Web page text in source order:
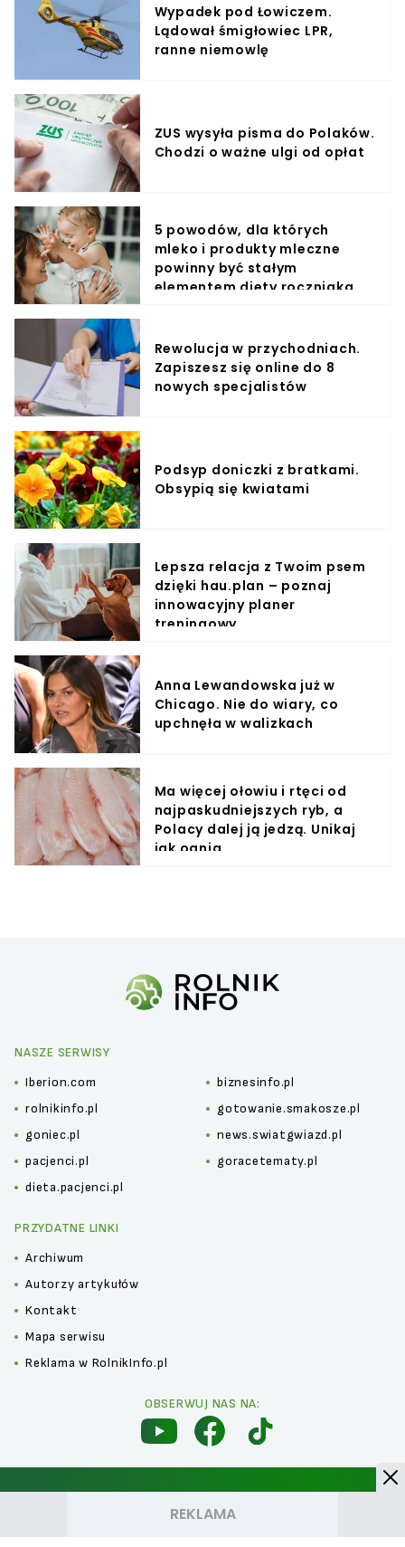
Wypadek pod Łowiczem.
Lądował śmigłowiec LPR,
ranne niemowlę
ZUS wysyła pisma do Polaków.
Chodzi o ważne ulgi od opłat
5 powodów, dla których
mleko i produkty mleczne
powinny być stałym
elementem diety roczniaka
Rewolucja w przychodniach.
Zapiszesz się online do 8
nowych specjalistów
Podsyp doniczki z bratkami.
Obsypią się kwiatami
Lepsza relacja z Twoim psem
dzięki hau.plan – poznaj
innowacyjny planer
treningowy
Anna Lewandowska już w
Chicago. Nie do wiary, co
upchnęła w walizkach
Ma więcej ołowiu i rtęci od
najpaskudniejszych ryb, a
Polacy dalej ją jedzą. Unikaj
jak ognia
NASZE SERWISY
Iberion.com
biznesinfo.pl
rolnikinfo.pl
gotowanie.smakosze.pl
goniec.pl
news.swiatgwiazd.pl
pacjenci.pl
goracetematy.pl
dieta.pacjenci.pl
PRZYDATNE LINKI
Archiwum
Autorzy artykułów
Kontakt
Mapa serwisu
Reklama w RolnikInfo.pl
OBSERWUJ NAS NA:
Polityka prywatności Kontakt Regulamin